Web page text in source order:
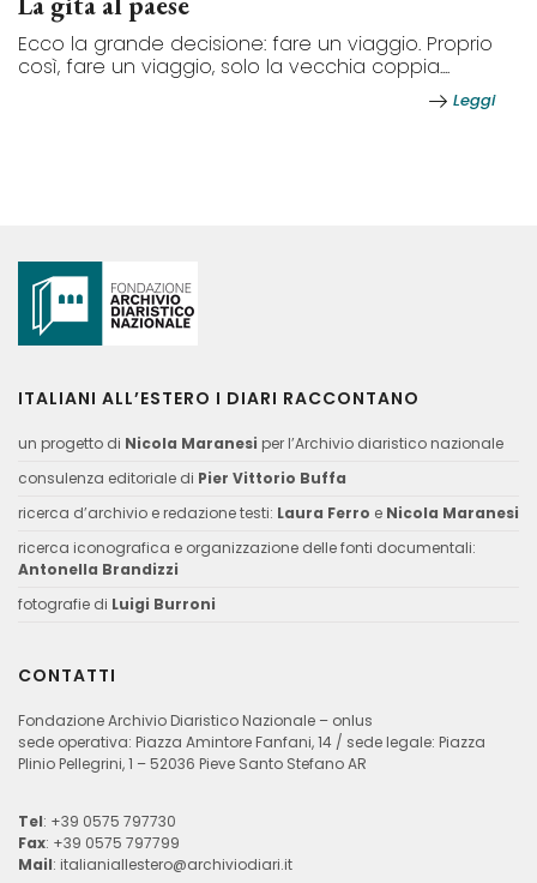
Ecco la grande decisione: fare un viaggio. Proprio
così, fare un viaggio, solo la vecchia coppia....
Leggi
ITALIANI ALL’ESTERO I DIARI RACCONTANO
un progetto di Nicola Maranesi per l’Archivio diaristico nazionale
consulenza editoriale di Pier Vittorio Buffa
ricerca d’archivio e redazione testi: Laura Ferro e Nicola Maranesi
ricerca iconografica e organizzazione delle fonti documentali:
Antonella Brandizzi
fotografie di Luigi Burroni
CONTATTI
Fondazione Archivio Diaristico Nazionale – onlus
sede operativa: Piazza Amintore Fanfani, 14 / sede legale: Piazza
Plinio Pellegrini, 1 – 52036 Pieve Santo Stefano AR
Tel: +39 0575 797730
Fax: +39 0575 797799
Mail: italianiallestero@archiviodiari.it